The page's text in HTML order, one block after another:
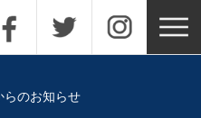
らのお知らせ